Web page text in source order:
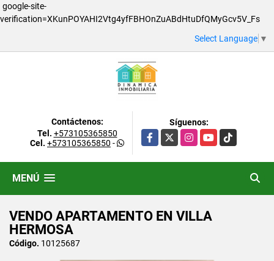
google-site-
verification=XKunPOYAHI2Vtg4yfFBHOnZuABdHtuDfQMyGcv5V_Fs
Select Language ▼
Contáctenos:
Tel. +573105365850
Cel. +573105365850 -
Síguenos:
Facebook
X InstagramYouTubeTikTok
MENÚ
VENDO APARTAMENTO EN VILLA
HERMOSA
Código. 10125687